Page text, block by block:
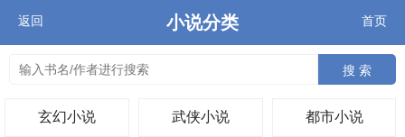
返回 小说分类 首页
搜 索
玄幻小说 武侠小说 都市小说